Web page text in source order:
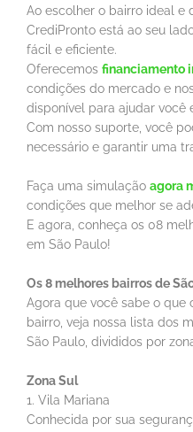
Ao escolher o bairro ideal e
CrediPronto está ao seu
fácil e eficiente.
Oferecemos financiamento
condições do mercado e
disponível para ajudar você
Com nosso suporte, você
necessário e garantir uma
Faça uma simulação agora
condições que melhor se
E agora, conheça os 08
em São Paulo!
Os 8 melhores bairros de
Agora que você sabe o que
bairro, veja nossa lista dos
São Paulo, divididos por
Zona Sul
1. Vila Mariana
Conhecida por sua